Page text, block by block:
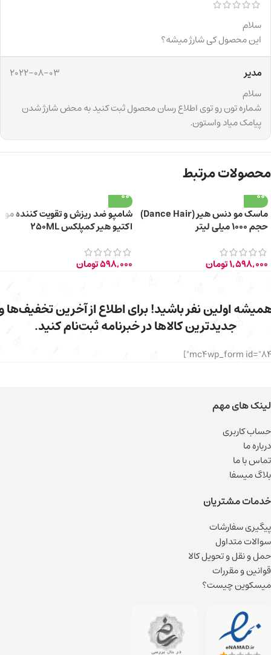
سلام
این محصول کی شارژ میشه؟
مدیر
2022-08-03
سلام
شماره تون رو توی اطلاع رسان محصول ثبت کنید به محض شارژ شدن
پیامک میاد واستون.
محصولات مرتبط
ماسک مو دنس هیر (Dance Hair)
حجم ۱۰۰۰ میلی لیتر
1,598,000تومان
شامپو ضد ریزش و تقویت کننده مو
اکتیو هیر کمپلکس 250ML
598,000تومان
اولین نفر باشید! برای اطلاع از آخرین تخفیف‌ها
جدیدترین کالاها در خبرنامه ثبت‌نام کنید.
لینک های مهم
حساب کاربری
درباره ما
تماس با ما
بلاگ میسفا
خدمات مشتریان
پیگیری سفارشات
سوالات متداول
حمل و نقل و تحویل کالا
قوانین و مقررات
میسکوین چیست؟